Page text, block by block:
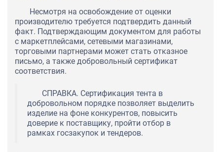
Несмотря на освобождение от оценки
производителю требуется подтвердить данный
факт. Подтверждающим документом для работы
с маркетплейсами, сетевыми магазинами,
торговыми партнерами может стать отказное
письмо, а также добровольный сертификат
соответствия.
СПРАВКА. Сертификация тента в
добровольном порядке позволяет выделить
изделие на фоне конкурентов, повысить
доверие к поставщику, пройти отбор в
рамках госзакупок и тендеров.